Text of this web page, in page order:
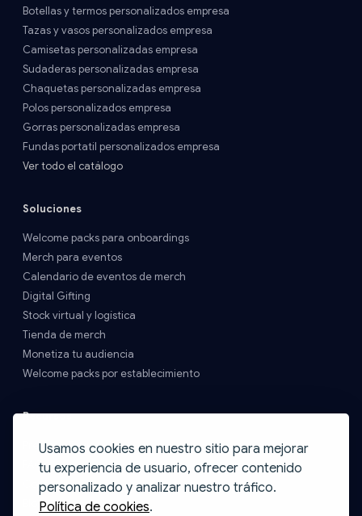
Usamos cookies en nuestro sitio para mejorar
tu experiencia de usuario, ofrecer contenido
personalizado y analizar nuestro tráfico.
Política de cookies.
Botellas y termos personalizados empresa
Tazas y vasos personalizados empresa
Camisetas personalizadas empresa
Sudaderas personalizadas empresa
Chaquetas personalizadas empresa
Polos personalizados empresa
Gorras personalizadas empresa
Fundas portatil personalizados empresa
Ver todo el catálogo
Soluciones
Welcome packs para onboardings
Merch para eventos
Calendario de eventos de merch
Digital Gifting
Stock virtual y logística
Tienda de merch
Monetiza tu audiencia
Welcome packs por establecimiento
Recursos
Precios y Envíos
FAQs
Contacto
Blog